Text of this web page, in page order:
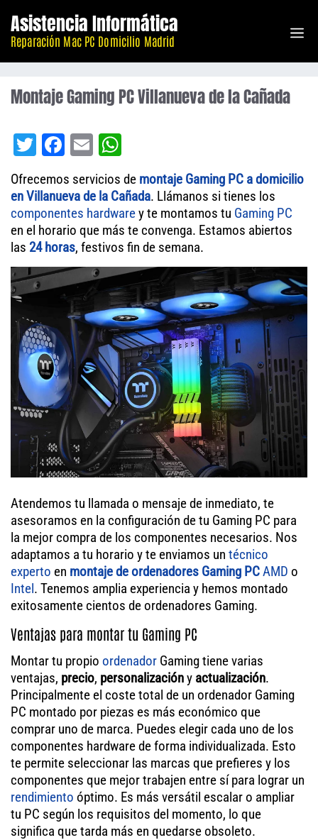
contenido
Asistencia Informática
Reparación Mac PC Domicilio Madrid
Montaje Gaming PC Villanueva de la Cañada
T
tt
er
Fa
bo
ok
E
m
ail
ha
ts
A
pp
Ofrecemos servicios de montaje Gaming PC a domicilio
en Villanueva de la Cañada. Llámanos si tienes los
componentes hardwarey te montamos tu Gaming PC
en el horario que más te convenga. Estamos abiertos
las 24 horas, festivos fin de semana.
Atendemos tu llamada o mensaje de inmediato, te
asesoramos en la configuración de tu Gaming PC para
la mejor compra de los componentes necesarios. Nos
adaptamos a tu horario y te enviamos un técnico
experto en montaje de ordenadores Gaming PCAMD o
Intel. Tenemos amplia experiencia y hemos montado
exitosamente cientos de ordenadores Gaming.
Ventajas para montar tu Gaming PC
Montar tu propio ordenador Gaming tiene varias
ventajas, precio, personalizacióny actualización.
Principalmente el coste total de un ordenador Gaming
PC montado por piezas es más económico que
comprar uno de marca. Puedes elegir cada uno de los
componentes hardware de forma individualizada. Esto
te permite seleccionar las marcas que prefieres y los
componentes que mejor trabajen entre sí para lograr un
rendimiento óptimo. Es más versátil escalar o ampliar
tu PC según los requisitos del momento, lo que
significa que tarda más en quedarse obsoleto.